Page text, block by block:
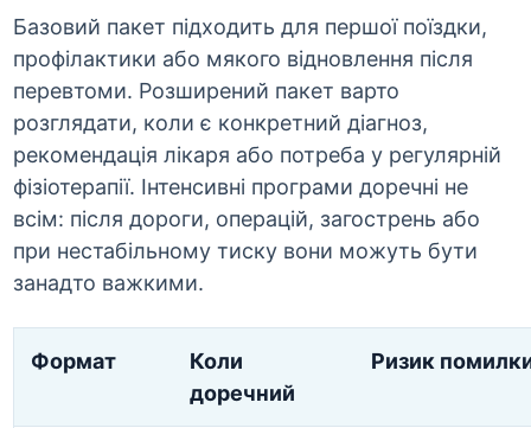
Базовий пакет підходить для першої поїздки,
профілактики або мякого відновлення після
перевтоми. Розширений пакет варто
розглядати, коли є конкретний діагноз,
рекомендація лікаря або потреба у регулярній
фізіотерапії. Інтенсивні програми доречні не
всім: після дороги, операцій, загострень або
при нестабільному тиску вони можуть бути
занадто важкими.
Формат
Коли
доречний
Ризик